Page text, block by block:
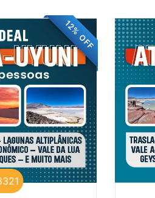
12% OFF